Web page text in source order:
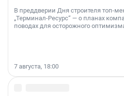
В преддверии Дня строителя топ-
„Терминал-Ресурс“ — о планах
поводах для осторожного
7 августа, 18:00